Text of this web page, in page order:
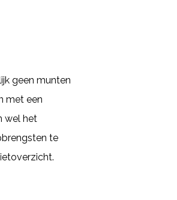
geen munten
met een
wel het
te